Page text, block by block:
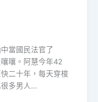
當國民法官了
嚷。阿慧今年42
二十年，每天穿梭
多男人…